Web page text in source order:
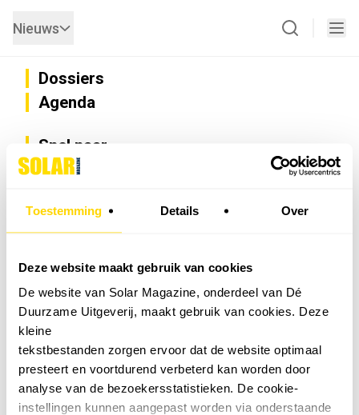
Toestemming Details Over
Deze website maakt gebruik van cookies
De website van Solar Magazine, onderdeel van Dé
Duurzame Uitgeverij, maakt gebruik van cookies. Deze
kleine
tekstbestanden zorgen ervoor dat de website optimaal
presteert en voortdurend verbeterd kan worden door
analyse van de bezoekersstatistieken. De cookie-
instellingen kunnen aangepast worden via onderstaande
Nieuws
Dossiers
Agenda
Snel naar
Privacy
Nieuwsbrief
Vacatures
Installateurzoeker
Cookievoorkeuren wijzigen
English
Geef ons feedback
Vertel ons wat je van onze website vindt.